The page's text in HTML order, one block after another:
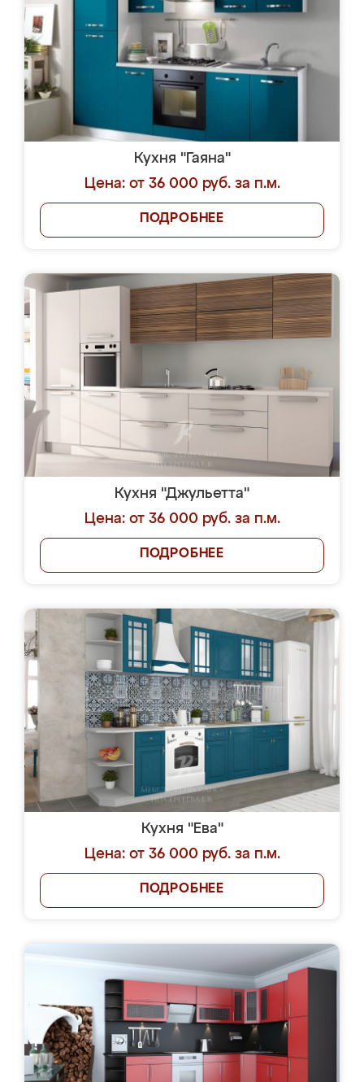
Кухня "Гаяна"
Цена: от 36 000 руб. за п.м.
ПОДРОБНЕЕ
Кухня "Джульетта"
Цена: от 36 000 руб. за п.м.
ПОДРОБНЕЕ
Кухня "Ева"
Цена: от 36 000 руб. за п.м.
ПОДРОБНЕЕ